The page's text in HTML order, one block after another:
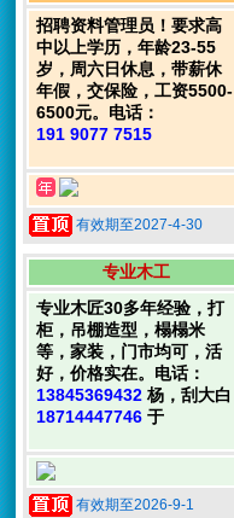
招聘资料管理员！要求高
中以上学历，年龄23-55
岁，周六日休息，带薪休
年假，交保险，工资5500-
6500元。电话：
191 9077 7515
有效期至2027-4-30
专业木工
专业木匠30多年经验，打
柜，吊棚造型，榻榻米
等，家装，门市均可，活
好，价格实在。电话：
13845369432 杨，刮大白
18714447746 于
有效期至2026-9-1